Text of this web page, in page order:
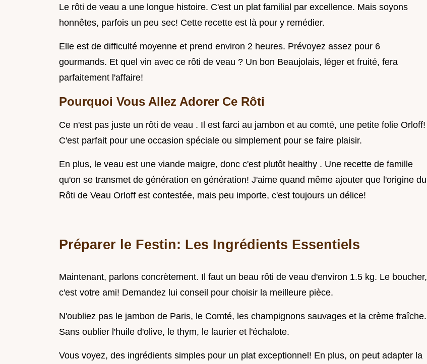
Le rôti de veau a une longue histoire. C'est un plat familial par excellence. Mais soyons
honnêtes, parfois un peu sec! Cette recette est là pour y remédier.
Elle est de difficulté moyenne et prend environ 2 heures. Prévoyez assez pour 6
gourmands. Et quel vin avec ce rôti de veau ? Un bon Beaujolais, léger et fruité, fera
parfaitement l'affaire!
Pourquoi Vous Allez Adorer Ce Rôti
Ce n'est pas juste un rôti de veau . Il est farci au jambon et au comté, une petite folie Orloff!
C'est parfait pour une occasion spéciale ou simplement pour se faire plaisir.
En plus, le veau est une viande maigre, donc c'est plutôt healthy . Une recette de famille
qu'on se transmet de génération en génération! J'aime quand même ajouter que l'origine du
Rôti de Veau Orloff est contestée, mais peu importe, c'est toujours un délice!
Préparer le Festin: Les Ingrédients Essentiels
Maintenant, parlons concrètement. Il faut un beau rôti de veau d'environ 1.5 kg. Le boucher,
c'est votre ami! Demandez lui conseil pour choisir la meilleure pièce.
N'oubliez pas le jambon de Paris, le Comté, les champignons sauvages et la crème fraîche.
Sans oublier l'huile d'olive, le thym, le laurier et l'échalote.
Vous voyez, des ingrédients simples pour un plat exceptionnel! En plus, on peut adapter la